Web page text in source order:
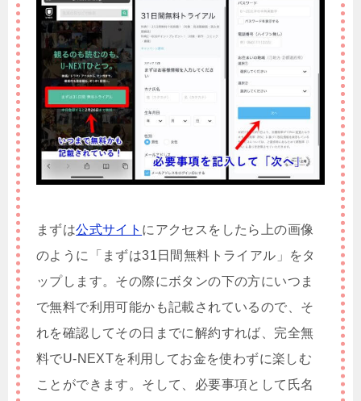
まずは公式サイト にアクセスをしたら上の画像
のように「まずは31日間無料トライアル」をタ
ップします。その際にボタンの下の方にいつま
で無料で利用可能かも記載されているので、そ
れを確認してその日までに解約すれば、完全無
料でU-NEXTを利用してお金を使わずに楽しむ
ことができます。そして、必要事項として氏名